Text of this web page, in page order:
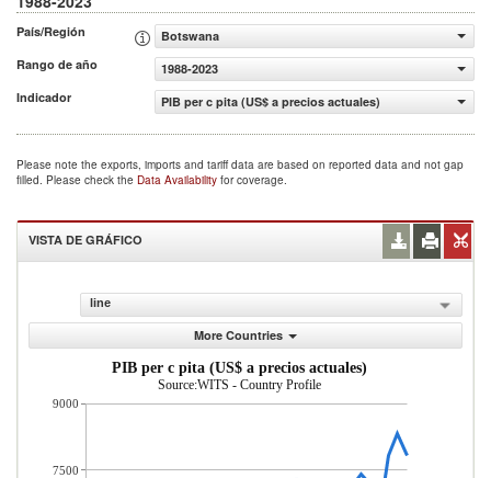
País/Región
Botswana
Rango de año
1988-2023
Indicador
PIB per c pita (US$ a precios actuales)
Please note the exports, imports and tariff data are based on reported data and not gap
filled. Please check the Data Availability for coverage.
VISTA DE GRÁFICO
line
More Countries
PIB per c pita (US$ a precios actuales)
Source:WITS - Country Profile
9000
7500